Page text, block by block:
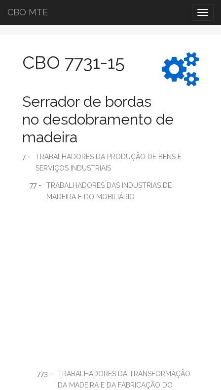
CBO MTE
CBO 7731-15
Serrador de bordas
no desdobramento de
madeira
7 -
TRABALHADORES DA PRODUÇÃO DE BENS E
SERVIÇOS INDUSTRIAIS
77 -
TRABALHADORES DAS INDÚSTRIAS DE
MADEIRA E DO MOBILIÁRIO
773 -
TRABALHADORES DA TRANSFORMAÇÃO
DA MADEIRA E DA FABRICAÇÃO DO